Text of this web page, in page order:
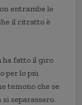
entrambe le
il ritratto è
ha fatto il giro
per lo più
temono che se
separassero.